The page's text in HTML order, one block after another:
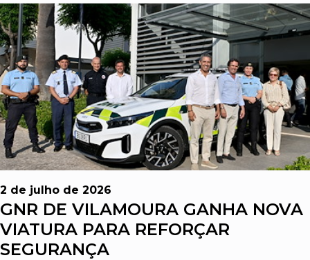
2 de julho de 2026
GNR DE VILAMOURA GANHA NOVA
VIATURA PARA REFORÇAR
SEGURANÇA